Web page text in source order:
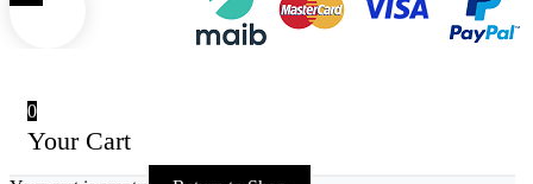
0
Your Cart